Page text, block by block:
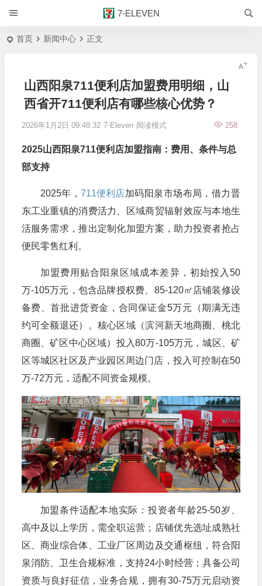
7-ELEVEN
首页 新闻中心 正文
山西阳泉711便利店加盟费用明细，山
西省开711便利店有哪些核心优势？
2026年1月2日 09:48:32 7-Eleven 258
阅读模式
2025山西阳泉711便利店加盟指南：费用、条件与总
部支持
2025年，711便利店加码阳泉市场布局，借力晋
东工业重镇的消费活力、区域商贸辐射效应与本地生
活服务需求，推出定制化加盟方案，助力投资者抢占
便民零售红利。
加盟费用贴合阳泉区域成本差异，初始投入50
万-105万元，包含品牌授权费、85-120㎡店铺装修设
备费、首批进货资金，合同保证金5万元（期满无违
约可全额退还）。核心区域（滨河新天地商圈、桃北
商圈、矿区中心区域）投入80万-105万元，城区、矿
区等城区社区及产业园区周边门店，投入可控制在50
万-72万元，适配不同资金规模。
加盟条件适配本地实际：投资者年龄25-50岁、
高中及以上学历，需全职运营；店铺优先选址成熟社
区、商业综合体、工业厂区周边及交通枢纽，符合阳
泉消防、卫生合规标准，支持24小时经营；具备公司
资质与良好征信，业务合规，拥有30-75万元启动资